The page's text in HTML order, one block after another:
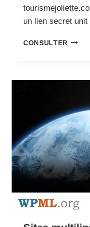
un lien secret
CONSULTER UN
TROIS